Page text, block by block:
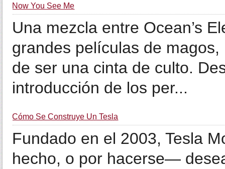
Now You See Me
Una mezcla entre Ocean’s
grandes películas de
de ser una cinta de culto.
introducción de los per...
Cómo Se Construye Un Tesla
Fundado en el 2003, Tesla
hecho, o por hacerse—